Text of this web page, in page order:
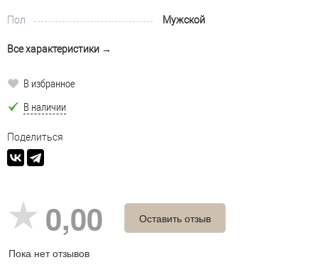
Пол Мужской
Все характеристики →
В избранное
В наличии
Поделиться
0,00
Пока нет отзывов
Оставить отзыв